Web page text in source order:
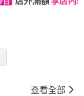
查看全部